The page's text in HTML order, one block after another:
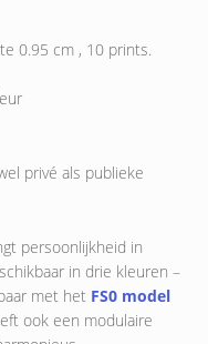
0.95 cm , 10 prints.
privé als publieke
persoonlijkheid in
in drie kleuren –
met het FS0 model
ook een modulaire